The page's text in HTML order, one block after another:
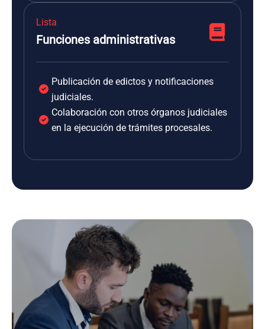
Lista
Funciones administrativas
Publicación de edictos y notificaciones
judiciales.
Colaboración con otros órganos judiciales
en la ejecución de trámites procesales.